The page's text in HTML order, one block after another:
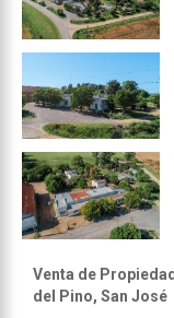
Venta de
del Pino, San José